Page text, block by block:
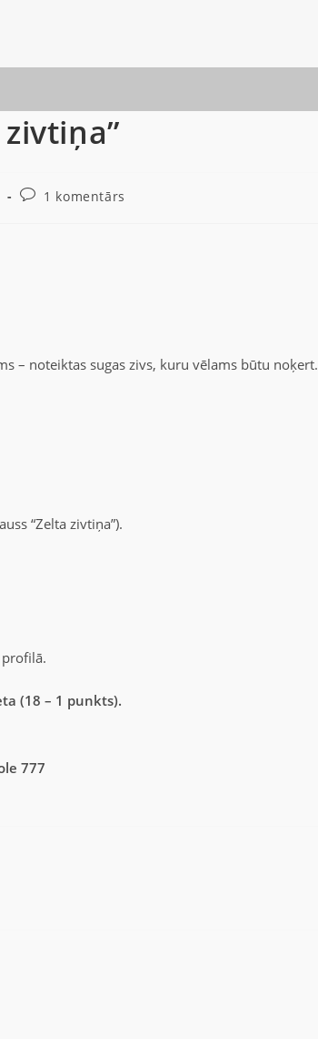
1 komentārs
– noteiktas sugas zivs, kuru vēlams būtu noķert.
“Zelta zivtiņa”).
(18 – 1 punkts).
777